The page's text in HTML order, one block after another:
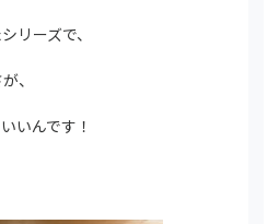
リーズで、
、
いんです！